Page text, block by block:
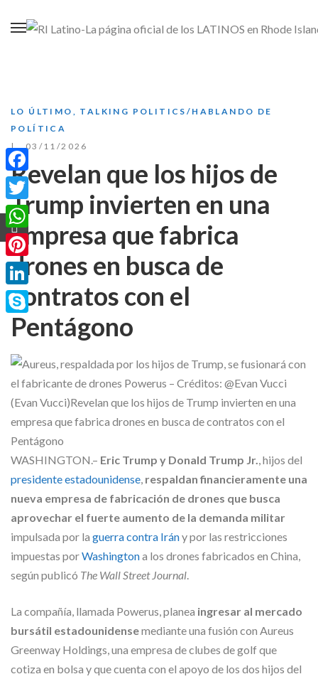
LO ÚLTIMO , TALKING POLITICS/HABLANDO DE
POLÍTICA
03/11/2026
Revelan que los hijos de
Trump invierten en una
empresa que fabrica
drones en busca de
contratos con el
Pentágono
WASHINGTON.– Eric Trump y Donald Trump Jr., hijos del
presidente estadounidense, respaldan financieramente una
nueva empresa de fabricación de drones que busca
aprovechar el fuerte aumento de la demanda militar
impulsada por la guerra contra Irány por las restricciones
impuestas porWashingtona los drones fabricados en China,
según publicó The Wall Street Journal.
La compañía, llamada Powerus, planea ingresar al mercado
bursátil estadounidensemediante una fusión con Aureus
Greenway Holdings, una empresa de clubes de golf que
cotiza en bolsa y que cuenta con el apoyo de los dos hijos del
Facebook
Twitter
WhatsApp
Pinterest
LinkedIn
Skype